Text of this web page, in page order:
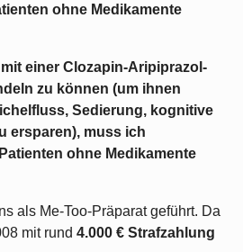
ohne Medikamente
einer Clozapin-Aripiprazol-
zu können (um ihnen
Sedierung, kognitive
ersparen), muss ich
ohne Medikamente
als Me-Too-Präparat geführt. Da
mit rund 4.000 € Strafzahlung